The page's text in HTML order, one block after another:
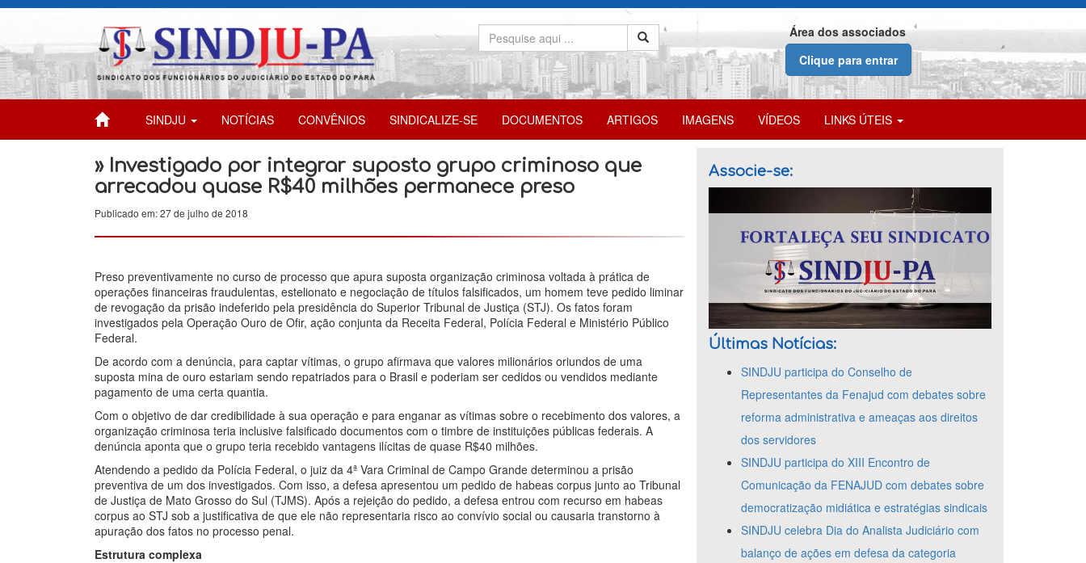
Área dos associados
Clique para entrar
SINDJU NOTÍCIAS CONVÊNIOS SINDICALIZE-SE DOCUMENTOS ARTIGOS IMAGENS VÍDEOS LINKS ÚTEIS
» Investigado por integrar suposto grupo criminoso que
arrecadou quase R$40 milhões permanece preso
Publicado em: 27 de julho de 2018
Preso preventivamente no curso de processo que apura suposta organização criminosa voltada à prática de
operações financeiras fraudulentas, estelionato e negociação de títulos falsificados, um homem teve pedido liminar
de revogação da prisão indeferido pela presidência do Superior Tribunal de Justiça (STJ). Os fatos foram
investigados pela Operação Ouro de Ofir, ação conjunta da Receita Federal, Polícia Federal e Ministério Público
Federal.
De acordo com a denúncia, para captar vítimas, o grupo afirmava que valores milionários oriundos de uma
suposta mina de ouro estariam sendo repatriados para o Brasil e poderiam ser cedidos ou vendidos mediante
pagamento de uma certa quantia.
Com o objetivo de dar credibilidade à sua operação e para enganar as vítimas sobre o recebimento dos valores, a
organização criminosa teria inclusive falsificado documentos com o timbre de instituições públicas federais. A
denúncia aponta que o grupo teria recebido vantagens ilícitas de quase R$40 milhões.
Atendendo a pedido da Polícia Federal, o juiz da 4ª Vara Criminal de Campo Grande determinou a prisão
preventiva de um dos investigados. Com isso, a defesa apresentou um pedido de habeas corpus junto ao Tribunal
de Justiça de Mato Grosso do Sul (TJMS). Após a rejeição do pedido, a defesa entrou com recurso em habeas
corpus ao STJ sob a justificativa de que ele não representaria risco ao convívio social ou causaria transtorno à
apuração dos fatos no processo penal.
Estrutura complexa
Associe-se:
Últimas Notícias:
SINDJU participa do Conselho de
Representantes da Fenajud com debates sobre
reforma administrativa e ameaças aos direitos
dos servidores
SINDJU participa do XIII Encontro de
Comunicação da FENAJUD com debates sobre
democratização midiática e estratégias sindicais
SINDJU celebra Dia do Analista Judiciário com
balanço de ações em defesa da categoria